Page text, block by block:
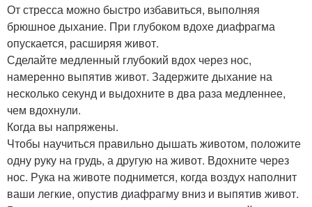
От стресса можно быстро избавиться, выполняя
брюшное дыхание. При глубоком вдохе диафрагма
опускается, расширяя живот.
Сделайте медленный глубокий вдох через нос,
намеренно выпятив живот. Задержите дыхание на
несколько секунд и выдохните в два раза медленнее,
чем вдохнули.
Когда вы напряжены.
Чтобы научиться правильно дышать животом, положите
одну руку на грудь, а другую на живот. Вдохните через
нос. Рука на животе поднимется, когда воздух наполнит
ваши легкие, опустив диафрагму вниз и выпятив живот.